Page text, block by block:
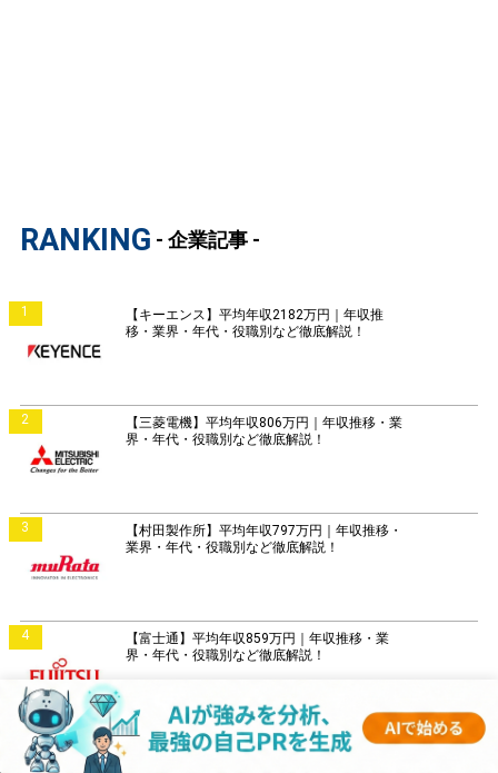
RANKING - 企業記事 -
1
【キーエンス】平均年収2182万円｜年収推
移・業界・年代・役職別など徹底解説！
2
【三菱電機】平均年収806万円｜年収推移・業
界・年代・役職別など徹底解説！
3
【村田製作所】平均年収797万円｜年収推移・
業界・年代・役職別など徹底解説！
4
【富士通】平均年収859万円｜年収推移・業
界・年代・役職別など徹底解説！
5
【日立製作所】平均年収896万円｜年収推移・